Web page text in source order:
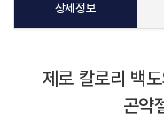
상세정보
제로 칼로리 백
곤약